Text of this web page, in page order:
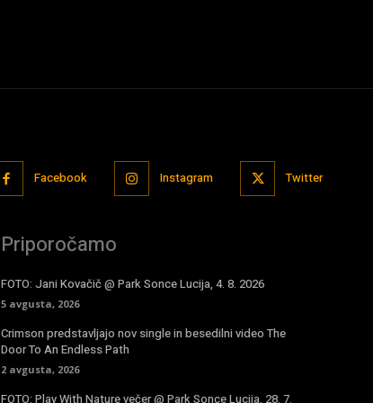
Facebook Instagram Twitter
Priporočamo
FOTO: Jani Kovačič @ Park Sonce Lucija, 4. 8. 2026
5 avgusta, 2026
Crimson predstavljajo nov single in besedilni video The
Door To An Endless Path
2 avgusta, 2026
FOTO: Play With Nature večer @ Park Sonce Lucija, 28. 7.